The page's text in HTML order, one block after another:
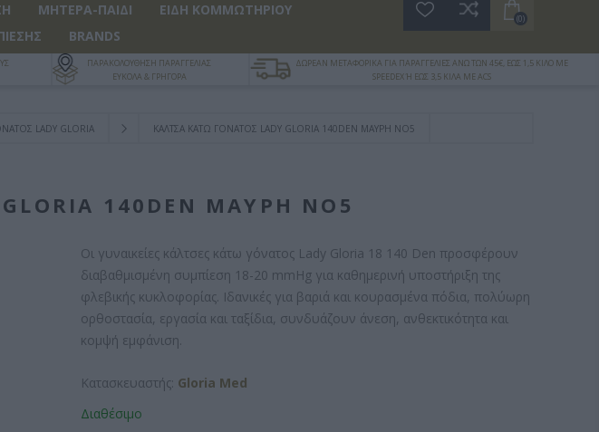
ΜΗΤΕΡΑ-ΠΑΙΔΙ
ΕΙΔΗ ΚΟΜΜΩΤΗΡΙΟΥ
BRANDS
(0)
ΠΑΡΑΚΟΛΟΥΘΗΣΗ ΠΑΡΑΓΓΕΛΙΑΣ
ΕΥΚΟΛΑ & ΓΡΗΓΟΡΑ
ΔΩΡΕΑΝ ΜΕΤΑΦΟΡΙΚΑ ΓΙΑ ΠΑΡΑΓΓΕΛΙΕΣ ΑΝΩ ΤΩΝ 45€, ΕΩΣ 1,5 ΚΙΛΟ ΜΕ
SPEEDEX Ή ΕΩΣ 3,5 ΚΙΛΑ ΜΕ ACS
LADY GLORIA ΚΆΛΤΣΑ ΚΆΤΩ ΓΌΝΑΤΟΣ LADY GLORIA 140DEN ΜΑΎΡΗ NO5
140DEN ΜΑΎΡΗ NO5
Οι γυναικείες κάλτσες κάτω γόνατος Lady Gloria 18 140 Den προσφέρουν
διαβαθμισμένη συμπίεση 18-20 mmHg για καθημερινή υποστήριξη της
φλεβικής κυκλοφορίας. Ιδανικές για βαριά και κουρασμένα πόδια, πολύωρη
ορθοστασία, εργασία και ταξίδια, συνδυάζουν άνεση, ανθεκτικότητα και
κομψή εμφάνιση.
Κατασκευαστής: Gloria Med
Διαθέσιμο